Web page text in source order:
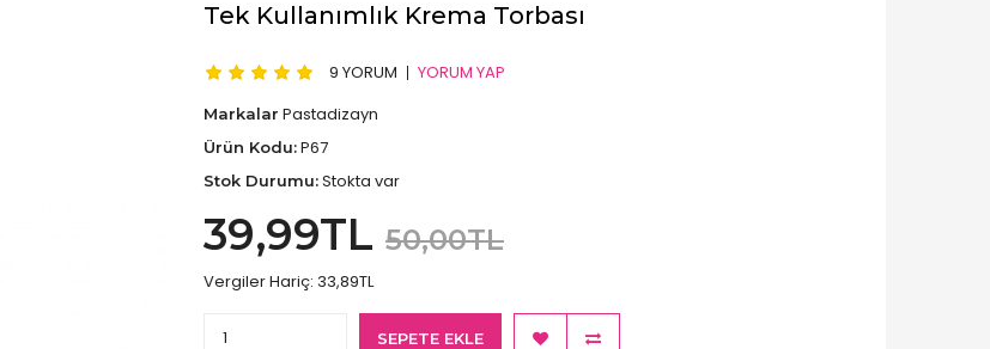
Tek Kullanımlık Krema Torbası
9 YORUM YORUM YAP
Markalar Pastadizayn
Ürün Kodu:P67
Stok Durumu:Stokta var
39,99TL 50,00TL
Vergiler Hariç: 33,89TL
SEPETE EKLE